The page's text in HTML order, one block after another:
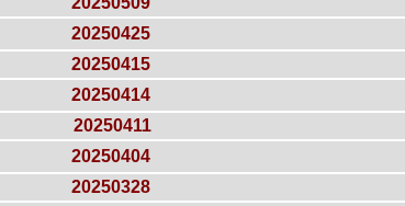
20250425
20250415
20250414
20250411
20250404
20250328